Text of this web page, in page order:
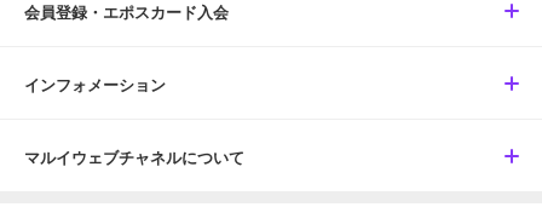
会員登録・エポスカード入会
インフォメーション
マルイウェブチャネルについて